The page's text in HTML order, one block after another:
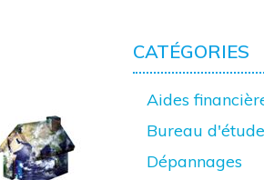
CATÉGORIES
Aides
Bureau
Dépannages